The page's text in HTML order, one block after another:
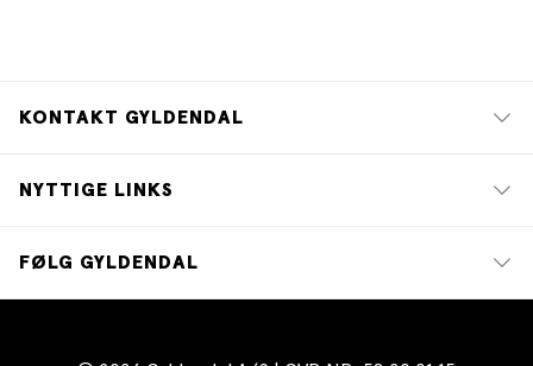
KONTAKT GYLDENDAL
NYTTIGE LINKS
FØLG GYLDENDAL